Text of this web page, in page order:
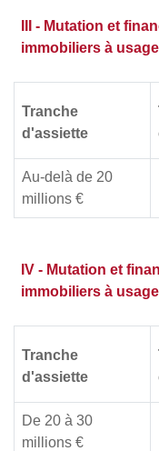
III - Mutation et
immobiliers à
Tranche
d'assiette
Au-delà de 20
millions €
IV - Mutation et
immobiliers à
Tranche
d'assiette
De 20 à 30
millions €